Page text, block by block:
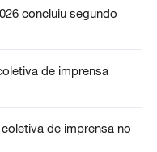
concluiu segundo
de imprensa
de imprensa no